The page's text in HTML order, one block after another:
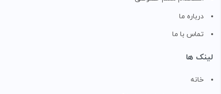
درباره ما
تماس با ما
لینک ها
خانه